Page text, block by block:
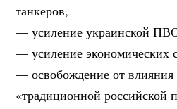
танкеров,
— усиление украинской
— усиление экономических
— освобождение от
«традиционной